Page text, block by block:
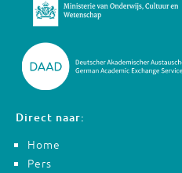
Direct naar:
Home
Pers